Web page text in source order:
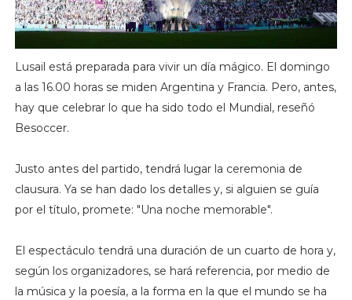
Lusail está preparada para vivir un día mágico. El domingo
a las 16.00 horas se miden Argentina y Francia. Pero, antes,
hay que celebrar lo que ha sido todo el Mundial, reseñó
Besoccer.
Justo antes del partido, tendrá lugar la ceremonia de
clausura. Ya se han dado los detalles y, si alguien se guía
por el título, promete: "Una noche memorable".
El espectáculo tendrá una duración de un cuarto de hora y,
según los organizadores, se hará referencia, por medio de
la música y la poesía, a la forma en la que el mundo se ha